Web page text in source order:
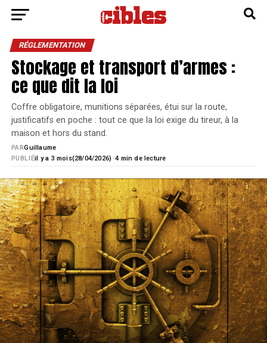
RÉGLEMENTATION
Stockage et transport d’armes :
ce que dit la loi
Coffre obligatoire, munitions séparées, étui sur la route,
justificatifs en poche : tout ce que la loi exige du tireur, à la
maison et hors du stand.
PUBLIÉil y a 3 mois 28/04/2026) ·4 min de lecture
PARGuillaume